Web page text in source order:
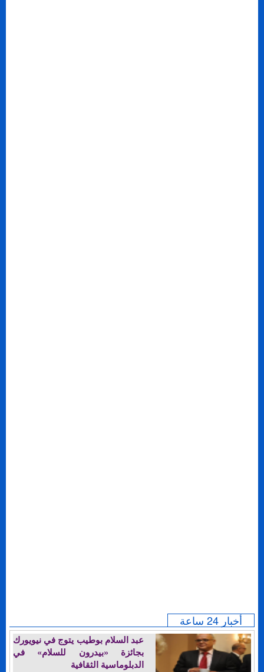
أخبار 24 ساعة
عبد السلام بوطيب يتوج في نيويورك
بجائزة «بيدرون للسلام» في
الدبلوماسية الثقافية